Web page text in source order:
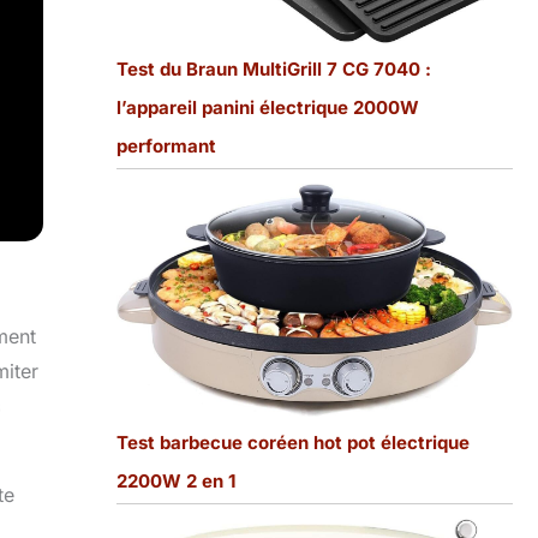
Test du Braun MultiGrill 7 CG 7040 :
l’appareil panini électrique 2000W
performant
Test barbecue coréen hot pot électrique
2200W 2 en 1